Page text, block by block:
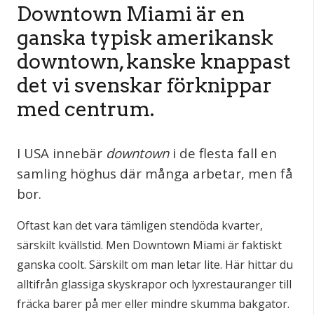
Downtown Miami är en
ganska typisk amerikansk
downtown, kanske knappast
det vi svenskar förknippar
med centrum.
I USA innebär downtowni de flesta fall en
samling höghus där många arbetar, men få
bor.
Oftast kan det vara tämligen stendöda kvarter,
särskilt kvällstid. Men Downtown Miami är faktiskt
ganska coolt. Särskilt om man letar lite. Här hittar du
alltifrån glassiga skyskrapor och lyxrestauranger till
fräcka barer på mer eller mindre skumma bakgator.